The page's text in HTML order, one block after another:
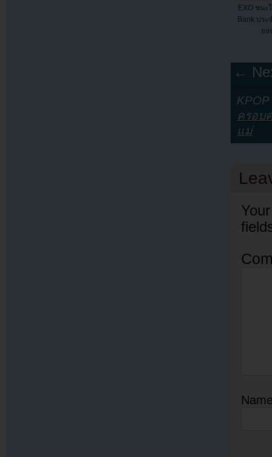
EXO ชนะ
Bank ปร
ย
←
ครอบ
แม่